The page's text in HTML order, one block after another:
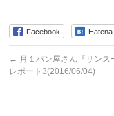
Facebook Hatena
← 月１パン屋さん『サンス
レポート3(2016/06/04)